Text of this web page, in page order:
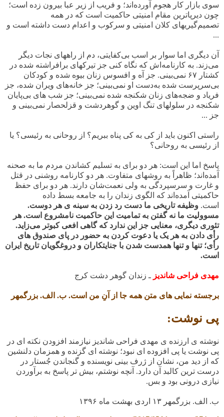
سوی بازار کار هجوم آورده‌اند؛ و فریب از زیر عبا بیرون زده است؛
چون دیرپاترین مقام امنیتی حاکمیت است که در همه
تصمیم‌گیریهای کلان امنیتی و سرکوب و اعدام دست داشته است و
...
آن دیگری اما سوار بر اسب بی‌کفایتی، دم از راههای نجات دیگر
می‌زند. به کارنامه‌اش که نگاه کنی جز تیرکهای برافراشته شده در
کشتار ۶۷ نمی‌بینی. جز آه و افسوس زنان بیوه شده و کودکان
بی‌سرپرست شده به‌دست او نمی‌بینی؛ جز خانه‌های ویران شده، جز
فریاد و ضجه‌های زنان شکنجه شده نمی‌بینی؛ جز شب های بی‌پایان
شکنجه در سلولهای تنگ اوین و گوهردشت و قزلحصار نمی‌بینی و
جز ...
راستی اکنون باید از کی به کی پناه ببریم؟ از روحانی به رئیسی؟ یا
از رئیسی به روحانی؟
پاسخ اما این است: هر دو برای به تسلیم کشاندن مردم ما به صحنه
آمده‌اند؛ ظاهراً به روشهای متفاوت. هر دو کارنامه روشنی در قتل
و غارت و سرسپردگی به ولی نعمت‌شان دارند. هر دو برای حفظ
حاکمیتی آمده‌اند که الگوی زندان را به جامعه بسط داده
است. وظیفه تاریخی ما دست رد زدن به سینه ی هر دوست.
مسوولیت ما نه گفتن به تمامیت این حاکمیت نامشروع است. هر
تئوری دیگری، معنایی جز این ندارد که گاهی افعی کبوتر می‌زاید.
رأی دادن به هر یک یا دعوت کردن به حضور در پای صندوق های
رأی؛ تنها و تنها همدست شدن با جنایتکاران و دروغگویان تاریخ ایران
است.
مهدی فراحی شاندیز ـ زندان گوهر دشت کرج
برجسته نمایی های متن همه جا از آنِ من است. ب. الف. بزرگمهر
پی نوشت:
نوشته ی ارزنده ی مهدی فراحی شاندیز نیازمند افزودن نکته ای در
پی نوشت یا پی افزوده ای نبود؛ نوشته ای گزنده و همزمان دلنشین
که از دید من، نشان از ژرف بینی نویسنده و گنجاندن جُستار در
درست ترین کالبد آن دارد. آنچه نوشتم، بیش تر پاسخ به برآوردن
نیازی درونی بود و بس.
ب. الف. بزرگمهر ۱۳ اردی بهشت ماه ۱۳۹۶